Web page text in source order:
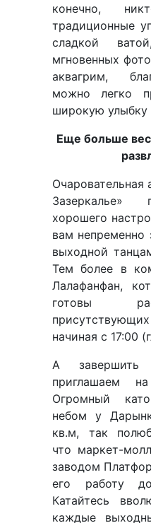
конечно,
традиционные
сладкой
мгновенных
аквагрим,
можно легко
широкую улыбку
Еще больше
Зазеркалье»
хорошего
вам непременно
выходной
Тем более в
Лалафанфан,
готовы
начиная с 17:00
А завершить
приглашаем
Огромный
небом у
кв.м, так
что маркет-
заводом
его работу
Катайтесь
каждые